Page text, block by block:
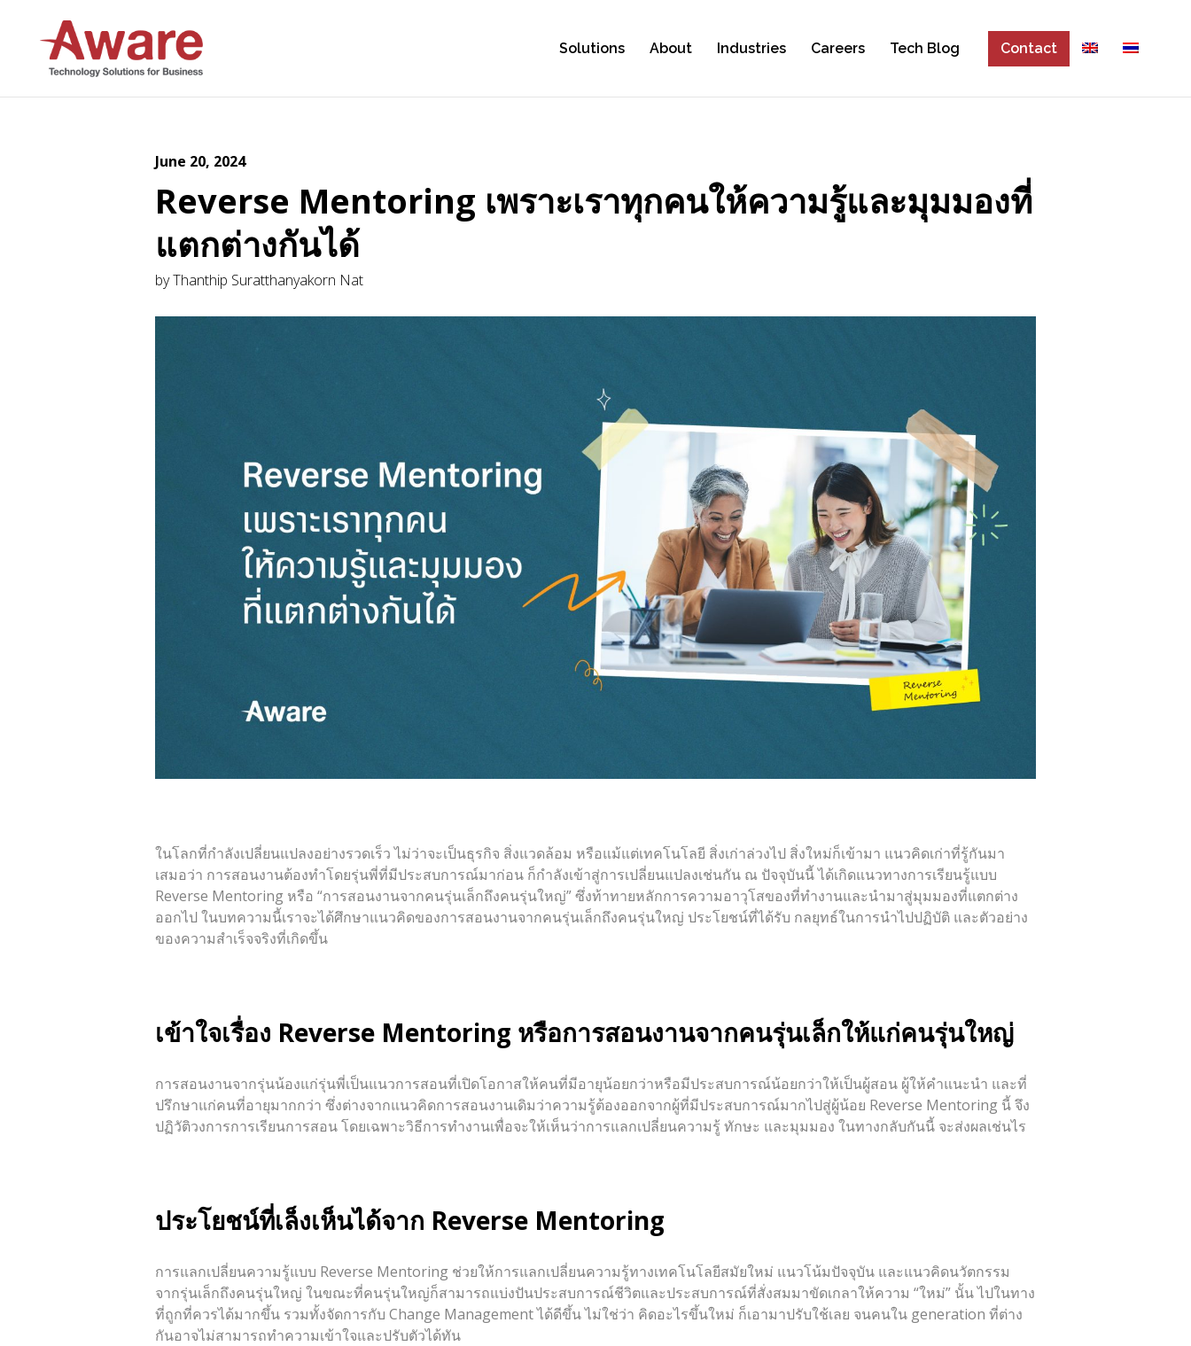
Solutions About Industries Careers Tech Blog Contact
June 20, 2024
Reverse Mentoring เพราะเราทุกคนให้ความรู้และมุมมองที่
แตกต่างกันได้
by Thanthip Suratthanyakorn Nat
ในโลกที่กำลังเปลี่ยนแปลงอย่างรวดเร็ว ไม่ว่าจะเป็นธุรกิจ สิ่งแวดล้อม หรือแม้แต่เทคโนโลยี สิ่งเก่าล่วงไป สิ่งใหม่ก็เข้ามา แนวคิดเก่าที่รู้กันมา
เสมอว่า การสอนงานต้องทำโดยรุ่นพี่ที่มีประสบการณ์มาก่อน ก็กำลังเข้าสู่การเปลี่ยนแปลงเช่นกัน ณ ปัจจุบันนี้ ได้เกิดแนวทางการเรียนรู้แบบ
Reverse Mentoring หรือ “การสอนงานจากคนรุ่นเล็กถึงคนรุ่นใหญ่” ซึ่งท้าทายหลักการความอาวุโสของที่ทำงานและนำมาสู่มุมมองที่แตกต่าง
ออกไป ในบทความนี้เราจะได้ศึกษาแนวคิดของการสอนงานจากคนรุ่นเล็กถึงคนรุ่นใหญ่ ประโยชน์ที่ได้รับ กลยุทธ์ในการนำไปปฏิบัติ และตัวอย่าง
ของความสำเร็จจริงที่เกิดขึ้น
เข้าใจเรื่อง Reverse Mentoring หรือการสอนงานจากคนรุ่นเล็กให้แก่คนรุ่นใหญ่
การสอนงานจากรุ่นน้องแก่รุ่นพี่เป็นแนวการสอนที่เปิดโอกาสให้คนที่มีอายุน้อยกว่าหรือมีประสบการณ์น้อยกว่าให้เป็นผู้สอน ผู้ให้คำแนะนำ และที่
ปรึกษาแก่คนที่อายุมากกว่า ซึ่งต่างจากแนวคิดการสอนงานเดิมว่าความรู้ต้องออกจากผู้ที่มีประสบการณ์มากไปสู่ผู้น้อย Reverse Mentoring นี้ จึง
ปฏิวัติวงการการเรียนการสอน โดยเฉพาะวิธีการทำงานเพื่อจะให้เห็นว่าการแลกเปลี่ยนความรู้ ทักษะ และมุมมอง ในทางกลับกันนี้ จะส่งผลเช่นไร
ประโยชน์ที่เล็งเห็นได้จาก Reverse Mentoring
การแลกเปลี่ยนความรู้แบบ Reverse Mentoring ช่วยให้การแลกเปลี่ยนความรู้ทางเทคโนโลยีสมัยใหม่ แนวโน้มปัจจุบัน และแนวคิดนวัตกรรม
จากรุ่นเล็กถึงคนรุ่นใหญ่ ในขณะที่คนรุ่นใหญ่ก็สามารถแบ่งปันประสบการณ์ชีวิตและประสบการณ์ที่สั่งสมมาขัดเกลาให้ความ “ใหม่” นั้น ไปในทาง
ที่ถูกที่ควรได้มากขึ้น รวมทั้งจัดการกับ Change Management ได้ดีขึ้น ไม่ใช่ว่า คิดอะไรขึ้นใหม่ ก็เอามาปรับใช้เลย จนคนใน generation ที่ต่าง
กันอาจไม่สามารถทำความเข้าใจและปรับตัวได้ทัน